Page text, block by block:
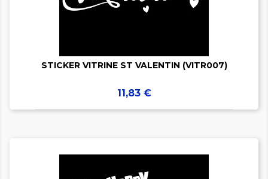
STICKER VITRINE ST VALENTIN (VITR007)
Prix
11,83 €